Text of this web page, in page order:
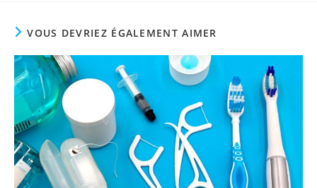
VOUS DEVRIEZ ÉGALEMENT AIMER